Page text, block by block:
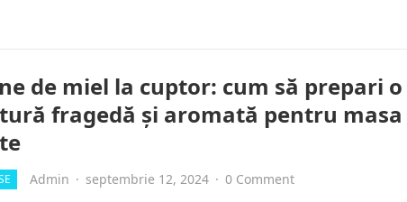
de miel la cuptor: cum să prepari o
fragedă și aromată pentru masa
Admin · septembrie 12, 2024 · 0 Comment